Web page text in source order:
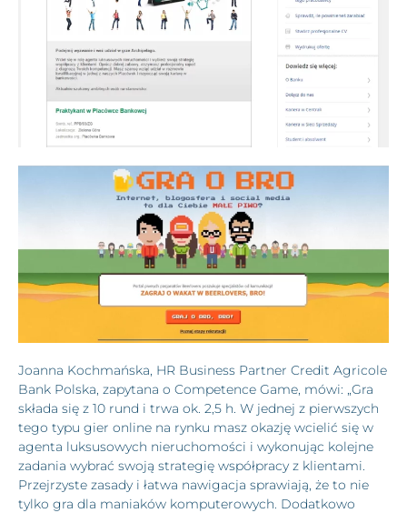
Joanna Kochmańska, HR Business Partner Credit Agricole
Bank Polska, zapytana o Competence Game, mówi: „Gra
składa się z 10 rund i trwa ok. 2,5 h. W jednej z pierwszych
tego typu gier online na rynku masz okazję wcielić się w
agenta luksusowych nieruchomości i wykonując kolejne
zadania wybrać swoją strategię współpracy z klientami.
Przejrzyste zasady i łatwa nawigacja sprawiają, że to nie
tylko gra dla maniaków komputerowych. Dodatkowo